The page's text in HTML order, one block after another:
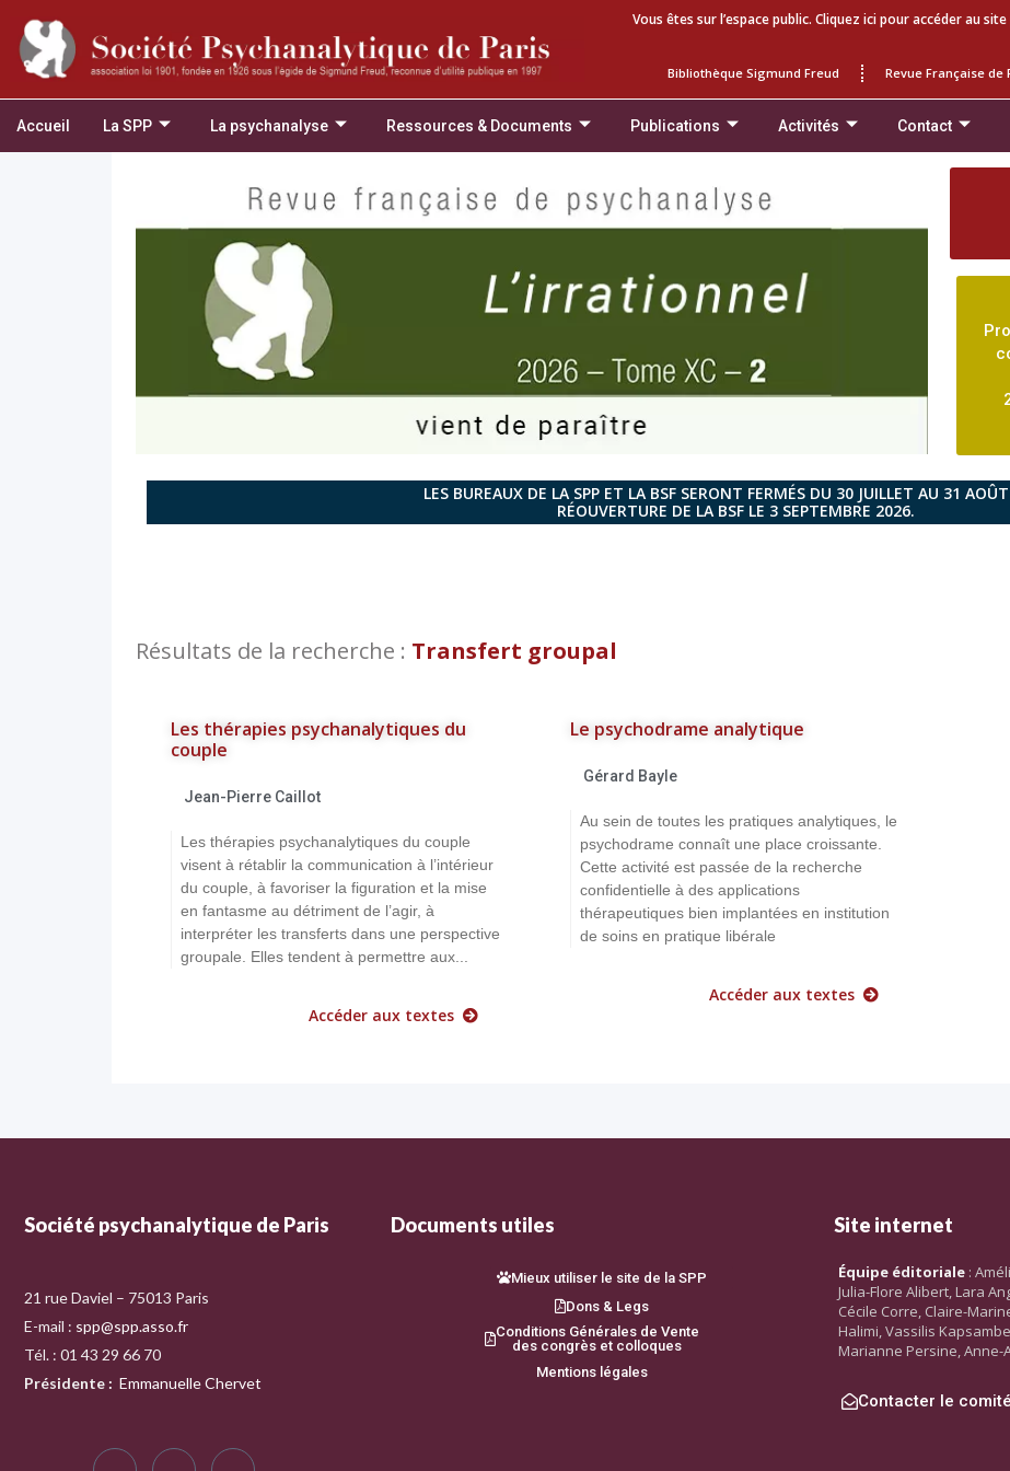
Vous êtes sur l’espace public. Cliquez ici pour accéder au
Bibliothèque Sigmund Freud Revue Française de
Accueil La SPP La psychanalyse Ressources & Documents Publications Activités Contact
LES BUREAUX DE LA SPP ET LA BSF SERONT FERMÉS DU 30 JUILLET AU 31
RÉOUVERTURE DE LA BSF LE 3 SEPTEMBRE 2026.
Résultats de la recherche : Transfert groupal
Les thérapies psychanalytiques du
couple
Jean-Pierre Caillot
Les thérapies psychanalytiques du couple
visent à rétablir la communication à l’intérieur
du couple, à favoriser la figuration et la mise
en fantasme au détriment de l’agir, à
interpréter les transferts dans une perspective
groupale. Elles tendent à permettre aux...
Accéder aux textes
Le psychodrame analytique
Gérard Bayle
Au sein de toutes les pratiques analytiques, le
psychodrame connaît une place croissante.
Cette activité est passée de la recherche
confidentielle à des applications
thérapeutiques bien implantées en institution
de soins en pratique libérale
Accéder aux textes
Société psychanalytique de Paris
21 rue Daviel – 75013 Paris
E-mail : spp@spp.asso.fr
Tél. : 01 43 29 66 70
Présidente : Emmanuelle Chervet
Documents utiles
Mieux utiliser le site de la SPP
Dons & Legs
Conditions Générales de Vente
des congrès et colloques
Mentions légales
Site internet
Équipe éditoriale :
Julia-Flore Alibert, Lara
Cécile Corre, Claire-
Halimi, Vassilis
Marianne Persine, Anne-
Contacter le